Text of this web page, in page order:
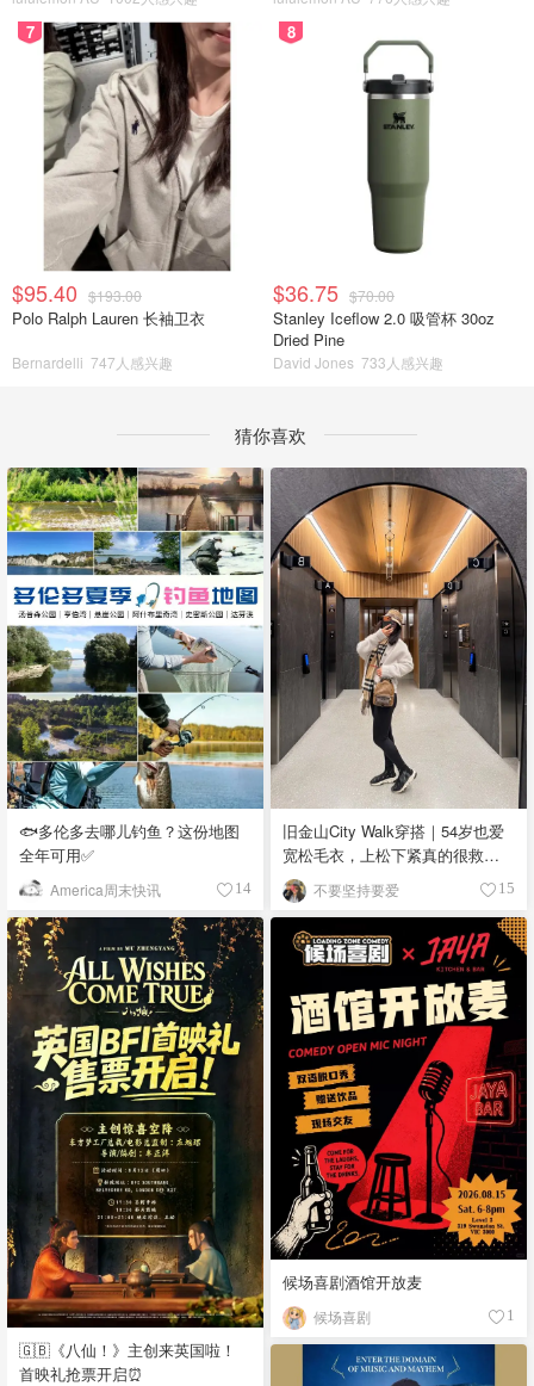
7
$95.40 $193.00
Polo Ralph Lauren 长袖卫衣
Bernardelli 747人感兴趣
8
$36.75 $70.00
Stanley Iceflow 2.0 吸管杯 30oz
Dried Pine
David Jones 733人感兴趣
猜你喜欢
🐟多伦多去哪儿钓鱼？这份地图
全年可用✅
America周末快讯 14
旧金山City Walk穿搭｜54岁也爱
宽松毛衣，上松下紧真的很救比
例
不要坚持要爱 15
🇬🇧《八仙！》主创来英国啦！
首映礼抢票开启⏰
候场喜剧酒馆开放麦
候场喜剧 1